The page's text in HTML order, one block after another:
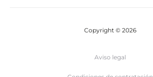
Copyright © 2026
Aviso legal